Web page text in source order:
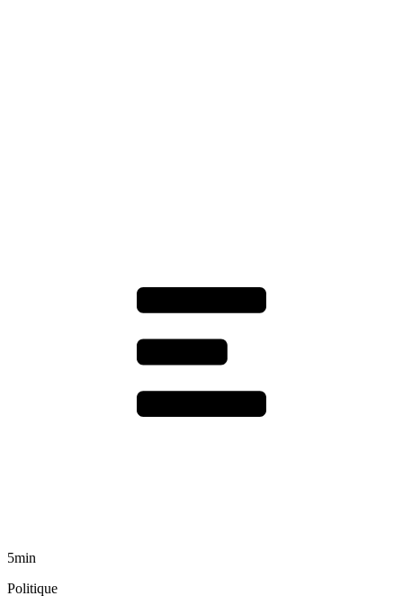
5min
Politique